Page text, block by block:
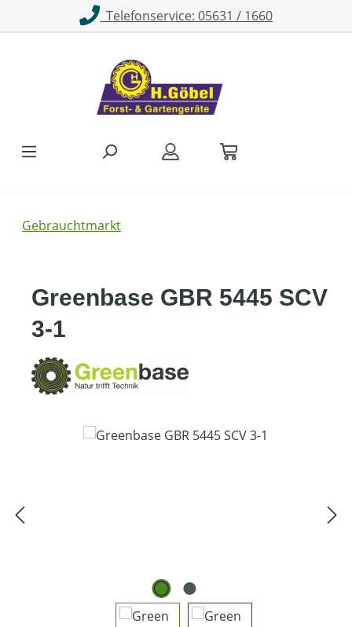
Zum Hauptinhalt springenTelefonservice: 05631 / 1660
Gebrauchtmarkt
Greenbase GBR 5445 SCV
3-1
Bildergalerie überspringen